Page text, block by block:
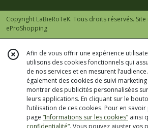
Copyright LaBieRoTeK. Tous droits réservés.
eProShopping
Afin de vous offrir une expérience
utilisons des cookies fonctionnels qui
de nos services et en mesurent
également des cookies de suivi
montrer des publicités personnalisées
leurs applications. En cliquant sur le
l’utilisation de ces cookies. Pour en
page “Informations sur les cookies” ainsi
confidentialité“. Vous pouvez ajuster vos